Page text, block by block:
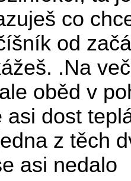
co
od
.Na
oběd v
asi dost
z těch
asi nedalo